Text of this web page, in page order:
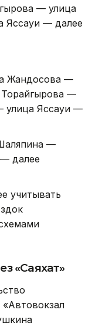
— улица
Яссауи — далее
Жандосова —
—
улица Яссауи —
—
далее
учитывать
«Саяхат»
«Автовокзал